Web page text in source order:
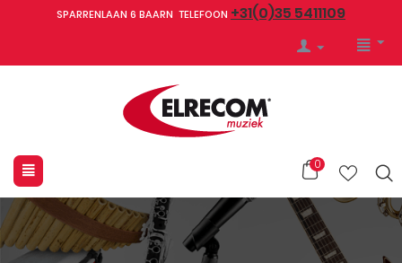
SPARRENLAAN 6 BAARN TELEFOON +31(0)35 5411109
0